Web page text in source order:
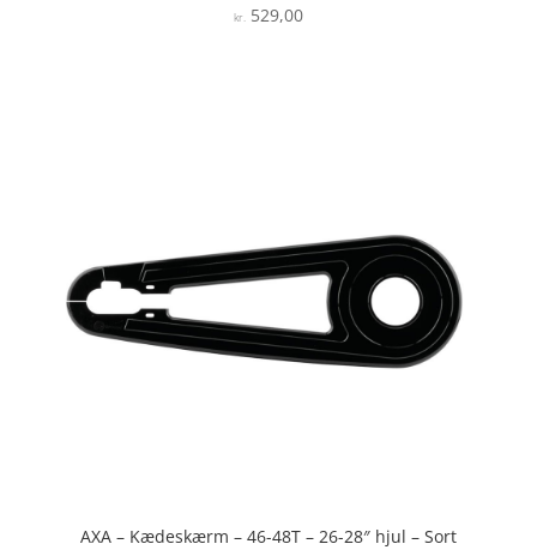
Vurderet
kr.529,00
AXA – Kædeskærm – 46-48T – 26-28″ hjul – Sort